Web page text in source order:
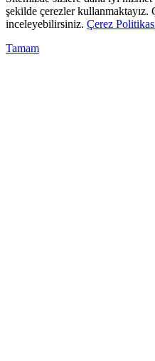
şekilde çerezler kullanmaktayız.
inceleyebilirsiniz. Çerez
Tamam